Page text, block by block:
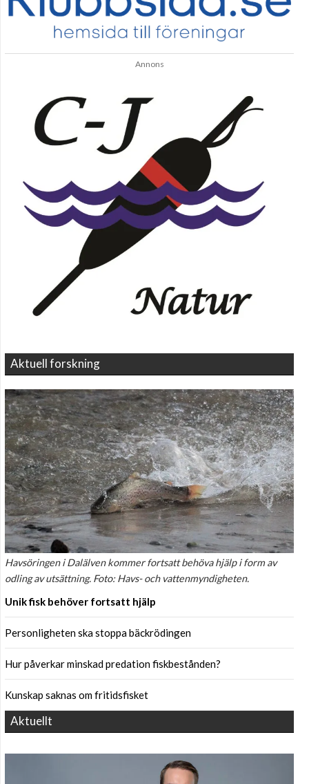
Annons
Aktuell forskning
Havsöringen i Dalälven kommer fortsatt behöva hjälp i form av
odling av utsättning. Foto: Havs- och vattenmyndigheten.
Unik fisk behöver fortsatt hjälp
Personligheten ska stoppa bäckrödingen
Hur påverkar minskad predation fiskbestånden?
Kunskap saknas om fritidsfisket
Aktuellt